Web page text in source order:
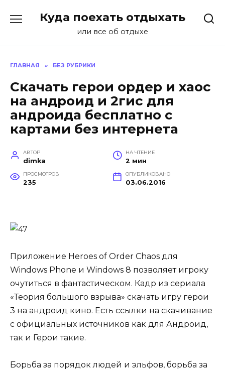
Куда поехать отдыхать
или все об отдыхе
ГЛАВНАЯ » БЕЗ РУБРИКИ
Скачать герои ордер и хаос
на андроид и 2гис для
андроида бесплатно с
картами без интернета
АВТОР
dimka
НА ЧТЕНИЕ
2 мин
ПРОСМОТРОВ
235
ОПУБЛИКОВАНО
03.06.2016
Приложение Heroes of Order Chaos для
Windows Phone и Windows 8 позволяет игроку
очутиться в фантастическом. Кадр из сериала
«Теория большого взрыва» скачать игру герои
3 на андроид кино. Есть ссылки на скачивание
с официальных источников как для Андроид,
так и Герои такие.
Борьба за порядок людей и эльфов, борьба за